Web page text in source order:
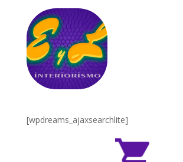
[wpdreams_ajaxsearchlite]